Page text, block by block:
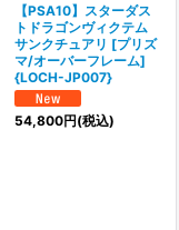
【PSA10】スターダス
トドラゴンヴィクテム
サンクチュアリ [プリズ
マ/オーバーフレーム]
{LOCH-JP007}
54,800円(税込)